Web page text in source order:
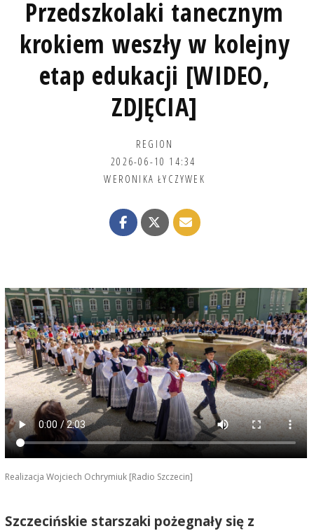
Przedszkolaki tanecznym
krokiem weszły w kolejny
etap edukacji [WIDEO,
ZDJĘCIA]
REGION
2026-06-10 14:34
WERONIKA ŁYCZYWEK
Realizacja Wojciech Ochrymiuk [Radio Szczecin]
Szczecińskie starszaki pożegnały się z